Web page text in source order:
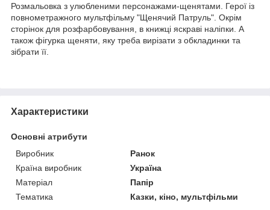
Розмальовка з улюбленими персонажами-щенятами. Герої із
повнометражного мультфільму "Щенячий Патруль". Окрім
сторінок для розфарбовування, в книжці яскраві наліпки. А
також фігурка щеняти, яку треба вирізати з обкладинки та
зібрати її.
Характеристики
Основні атрибути
Виробник
Ранок
Країна виробник
Україна
Матеріал
Папір
Тематика
Казки, кіно, мультфільми